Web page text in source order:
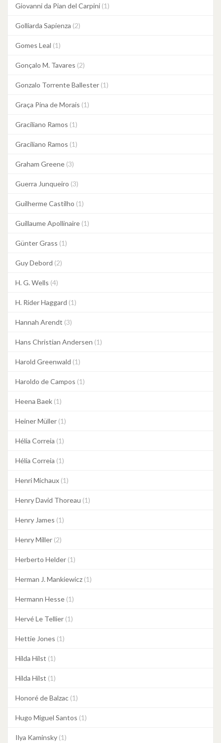
Giovanni da Pian del Carpini (1)
Golliarda Sapienza (2)
Gomes Leal (1)
Gonçalo M. Tavares (2)
Gonzalo Torrente Ballester (1)
Graça Pina de Morais (1)
Graciliano Ramos (1)
Graciliano Ramos (1)
Graham Greene (3)
Guerra Junqueiro (3)
Guilherme Castilho (1)
Guillaume Apollinaire (1)
Günter Grass (1)
Guy Debord (2)
H. G. Wells (4)
H. Rider Haggard (1)
Hannah Arendt (3)
Hans Christian Andersen (1)
Harold Greenwald (1)
Haroldo de Campos (1)
Heena Baek (1)
Heiner Müller (1)
Hélia Correia (1)
Hélia Correia (1)
Henri Michaux (1)
Henry David Thoreau (1)
Henry James (1)
Henry Miller (2)
Herberto Helder (1)
Herman J. Mankiewicz (1)
Hermann Hesse (1)
Hervé Le Tellier (1)
Hettie Jones (1)
Hilda Hilst (1)
Hilda Hilst (1)
Honoré de Balzac (1)
Hugo Miguel Santos (1)
Ilya Kaminsky (1)